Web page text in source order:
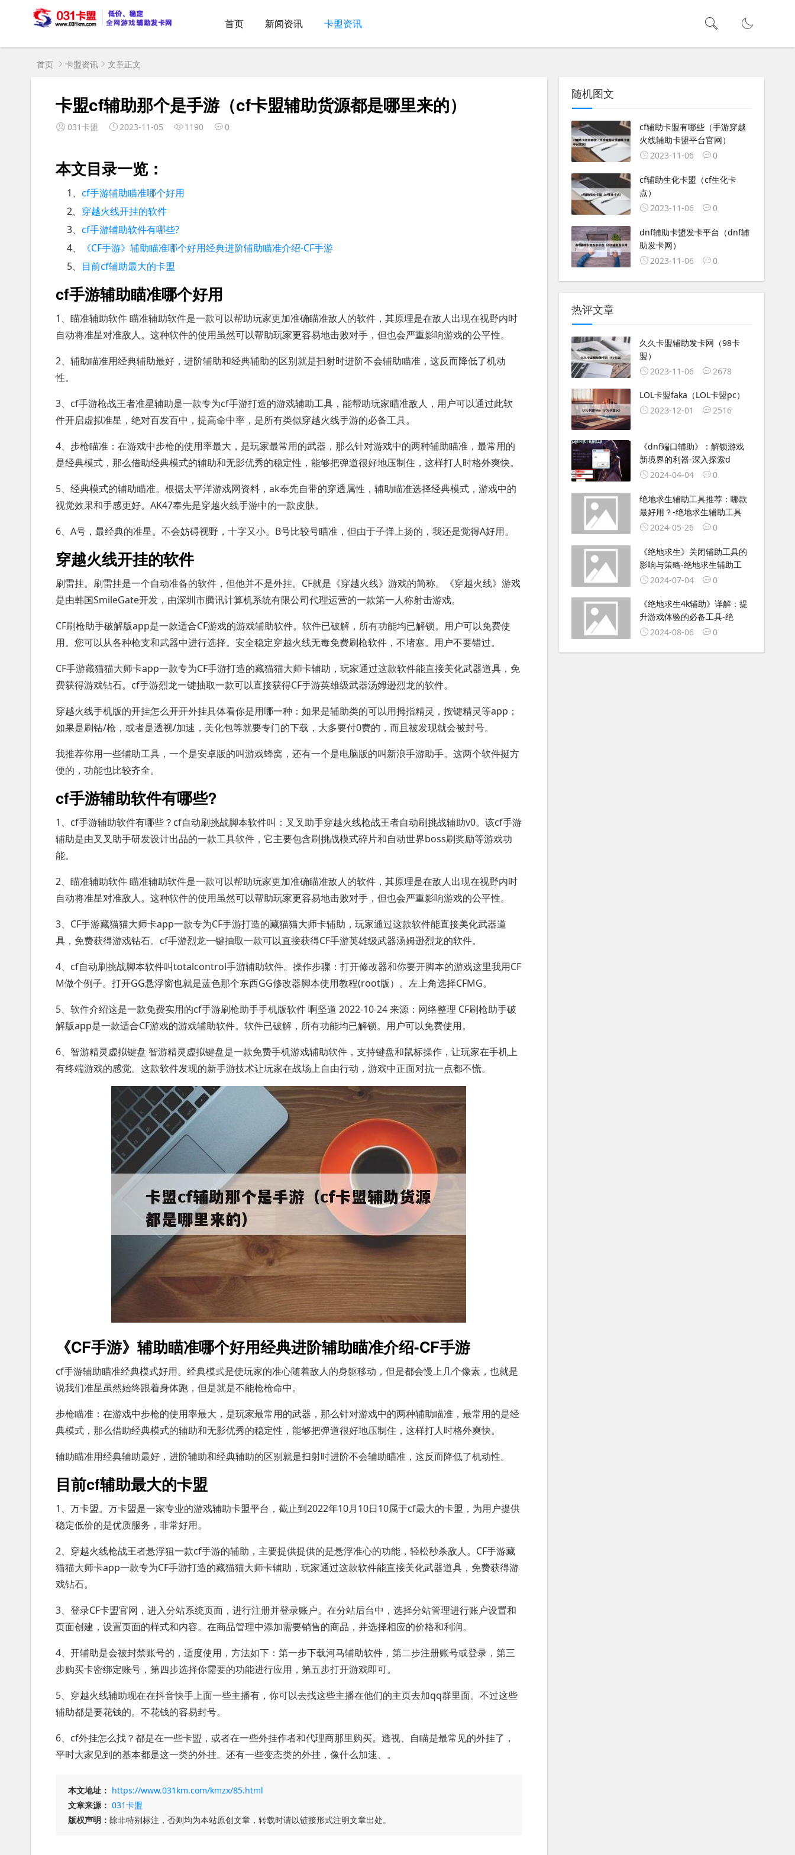
首页 新闻资讯 卡盟资讯
首页 卡盟资讯 文章正文
卡盟cf辅助那个是手游（cf卡盟辅助货源都是哪里来的）
031卡盟 2023-11-05 1190 0
本文目录一览：
1、cf手游辅助瞄准哪个好用
2、 穿越火线开挂的软件
3、cf手游辅助软件有哪些?
4、
《CF手游》辅助瞄准哪个好用经典进阶辅助瞄准介绍-CF手游
5、 目前cf辅助最大的卡盟
cf手游辅助瞄准哪个好用
1、瞄准辅助软件 瞄准辅助软件是一款可以帮助玩家更加准确瞄准敌人的软件，其原理是在敌人出现在视野内时
自动将准星对准敌人。这种软件的使用虽然可以帮助玩家更容易地击败对手，但也会严重影响游戏的公平性。
2、辅助瞄准用经典辅助最好，进阶辅助和经典辅助的区别就是扫射时进阶不会辅助瞄准，这反而降低了机动
性。
3、cf手游枪战王者准星辅助是一款专为cf手游打造的游戏辅助工具，能帮助玩家瞄准敌人，用户可以通过此软
件开启虚拟准星，绝对百发百中，提高命中率，是所有类似穿越火线手游的必备工具。
4、步枪瞄准：在游戏中步枪的使用率最大，是玩家最常用的武器，那么针对游戏中的两种辅助瞄准，最常用的
是经典模式，那么借助经典模式的辅助和无影优秀的稳定性，能够把弹道很好地压制住，这样打人时格外爽快。
5、经典模式的辅助瞄准。根据太平洋游戏网资料，ak奉先自带的穿透属性，辅助瞄准选择经典模式，游戏中的
视觉效果和手感更好。AK47奉先是穿越火线手游中的一款皮肤。
6、A号，最经典的准星。不会妨碍视野，十字又小。B号比较号瞄准，但由于子弹上扬的，我还是觉得A好用。
穿越火线开挂的软件
刷雷挂。刷雷挂是一个自动准备的软件，但他并不是外挂。CF就是《穿越火线》游戏的简称。《穿越火线》游戏
是由韩国SmileGate开发，由深圳市腾讯计算机系统有限公司代理运营的一款第一人称射击游戏。
CF刷枪助手破解版app是一款适合CF游戏的游戏辅助软件。软件已破解，所有功能均已解锁。用户可以免费使
用。您可以从各种枪支和武器中进行选择。安全稳定穿越火线无毒免费刷枪软件，不堵塞。用户不要错过。
CF手游藏猫猫大师卡app一款专为CF手游打造的藏猫猫大师卡辅助，玩家通过这款软件能直接美化武器道具，免
费获得游戏钻石。cf手游烈龙一键抽取一款可以直接获得CF手游英雄级武器汤姆逊烈龙的软件。
穿越火线手机版的开挂怎么开开外挂具体看你是用哪一种：如果是辅助类的可以用拇指精灵，按键精灵等app；
如果是刷钻/枪，或者是透视/加速，美化包等就要专门的下载，大多要付0费的，而且被发现就会被封号。
我推荐你用一些辅助工具，一个是安卓版的叫游戏蜂窝，还有一个是电脑版的叫新浪手游助手。这两个软件挺方
便的，功能也比较齐全。
cf手游辅助软件有哪些?
1、cf手游辅助软件有哪些？cf自动刷挑战脚本软件叫：叉叉助手穿越火线枪战王者自动刷挑战辅助v0。该cf手游
辅助是由叉叉助手研发设计出品的一款工具软件，它主要包含刷挑战模式碎片和自动世界boss刷奖励等游戏功
能。
2、瞄准辅助软件 瞄准辅助软件是一款可以帮助玩家更加准确瞄准敌人的软件，其原理是在敌人出现在视野内时
自动将准星对准敌人。这种软件的使用虽然可以帮助玩家更容易地击败对手，但也会严重影响游戏的公平性。
3、CF手游藏猫猫大师卡app一款专为CF手游打造的藏猫猫大师卡辅助，玩家通过这款软件能直接美化武器道
具，免费获得游戏钻石。cf手游烈龙一键抽取一款可以直接获得CF手游英雄级武器汤姆逊烈龙的软件。
4、cf自动刷挑战脚本软件叫totalcontrol手游辅助软件。操作步骤：打开修改器和你要开脚本的游戏这里我用CF
M做个例子。打开GG悬浮窗也就是蓝色那个东西GG修改器脚本使用教程(root版）。左上角选择CFMG。
5、软件介绍这是一款免费实用的cf手游刷枪助手手机版软件 啊坚道 2022-10-24 来源：网络整理 CF刷枪助手破
解版app是一款适合CF游戏的游戏辅助软件。软件已破解，所有功能均已解锁。用户可以免费使用。
6、智游精灵虚拟键盘 智游精灵虚拟键盘是一款免费手机游戏辅助软件，支持键盘和鼠标操作，让玩家在手机上
有终端游戏的感觉。这款软件发现的新手游技术让玩家在战场上自由行动，游戏中正面对抗一点都不慌。
《CF手游》辅助瞄准哪个好用经典进阶辅助瞄准介绍-CF手游
cf手游辅助瞄准经典模式好用。经典模式是使玩家的准心随着敌人的身躯移动，但是都会慢上几个像素，也就是
说我们准星虽然始终跟着身体跑，但是就是不能枪枪命中。
步枪瞄准：在游戏中步枪的使用率最大，是玩家最常用的武器，那么针对游戏中的两种辅助瞄准，最常用的是经
典模式，那么借助经典模式的辅助和无影优秀的稳定性，能够把弹道很好地压制住，这样打人时格外爽快。
辅助瞄准用经典辅助最好，进阶辅助和经典辅助的区别就是扫射时进阶不会辅助瞄准，这反而降低了机动性。
目前cf辅助最大的卡盟
1、万卡盟。万卡盟是一家专业的游戏辅助卡盟平台，截止到2022年10月10日10属于cf最大的卡盟，为用户提供
稳定低价的是优质服务，非常好用。
2、穿越火线枪战王者悬浮狙一款cf手游的辅助，主要提供提供的是悬浮准心的功能，轻松秒杀敌人。CF手游藏
猫猫大师卡app一款专为CF手游打造的藏猫猫大师卡辅助，玩家通过这款软件能直接美化武器道具，免费获得游
戏钻石。
3、登录CF卡盟官网，进入分站系统页面，进行注册并登录账户。在分站后台中，选择分站管理进行账户设置和
页面创建，设置页面的样式和内容。在商品管理中添加需要销售的商品，并选择相应的价格和利润。
4、开辅助是会被封禁账号的，适度使用，方法如下：第一步下载河马辅助软件，第二步注册账号或登录，第三
步购买卡密绑定账号，第四步选择你需要的功能进行应用，第五步打开游戏即可。
5、穿越火线辅助现在在抖音快手上面一些主播有，你可以去找这些主播在他们的主页去加qq群里面。不过这些
辅助都是要花钱的。不花钱的容易封号。
6、cf外挂怎么找？都是在一些卡盟，或者在一些外挂作者和代理商那里购买。透视、自瞄是最常见的外挂了，
平时大家见到的基本都是这一类的外挂。还有一些变态类的外挂，像什么加速、。
本文地址： https://www.031km.com/kmzx/85.html
文章来源： 031卡盟
版权声明： 除非特别标注，否则均为本站原创文章，转载时请以链接形式注明文章出处。
随机图文
cf辅助卡盟有哪些（手游穿越
火线辅助卡盟平台官网）
2023-11-06
0
cf辅助生化卡盟（cf生化卡
点）
2023-11-06
0
dnf辅助卡盟发卡平台（dnf辅
助发卡网）
2023-11-06
0
热评文章
久久卡盟辅助发卡网（98卡
盟）
2023-11-06
2678
LOL卡盟faka（LOL卡盟pc）
2023-12-01
2516
《dnf端口辅助》：解锁游戏
新境界的利器-深入探索d
2024-04-04
0
绝地求生辅助工具推荐：哪款
最好用？-绝地求生辅助工具
2024-05-26
0
《绝地求生》关闭辅助工具的
影响与策略-绝地求生辅助工
2024-07-04
0
《绝地求生4k辅助》详解：提
升游戏体验的必备工具-绝
2024-08-06
0